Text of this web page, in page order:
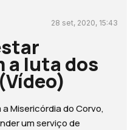
28 set, 2020, 15:43
a luta dos
Misericórdia do Corvo,
um serviço de